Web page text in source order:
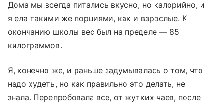
Дома мы всегда питались вкусно, но калорийно, и
я ела такими же порциями, как и взрослые. К
окончанию школы вес был на пределе — 85
килограммов.
Я, конечно же, и раньше задумывалась о том, что
надо худеть, но как правильно это делать, не
знала. Перепробовала все, от жутких чаев, после